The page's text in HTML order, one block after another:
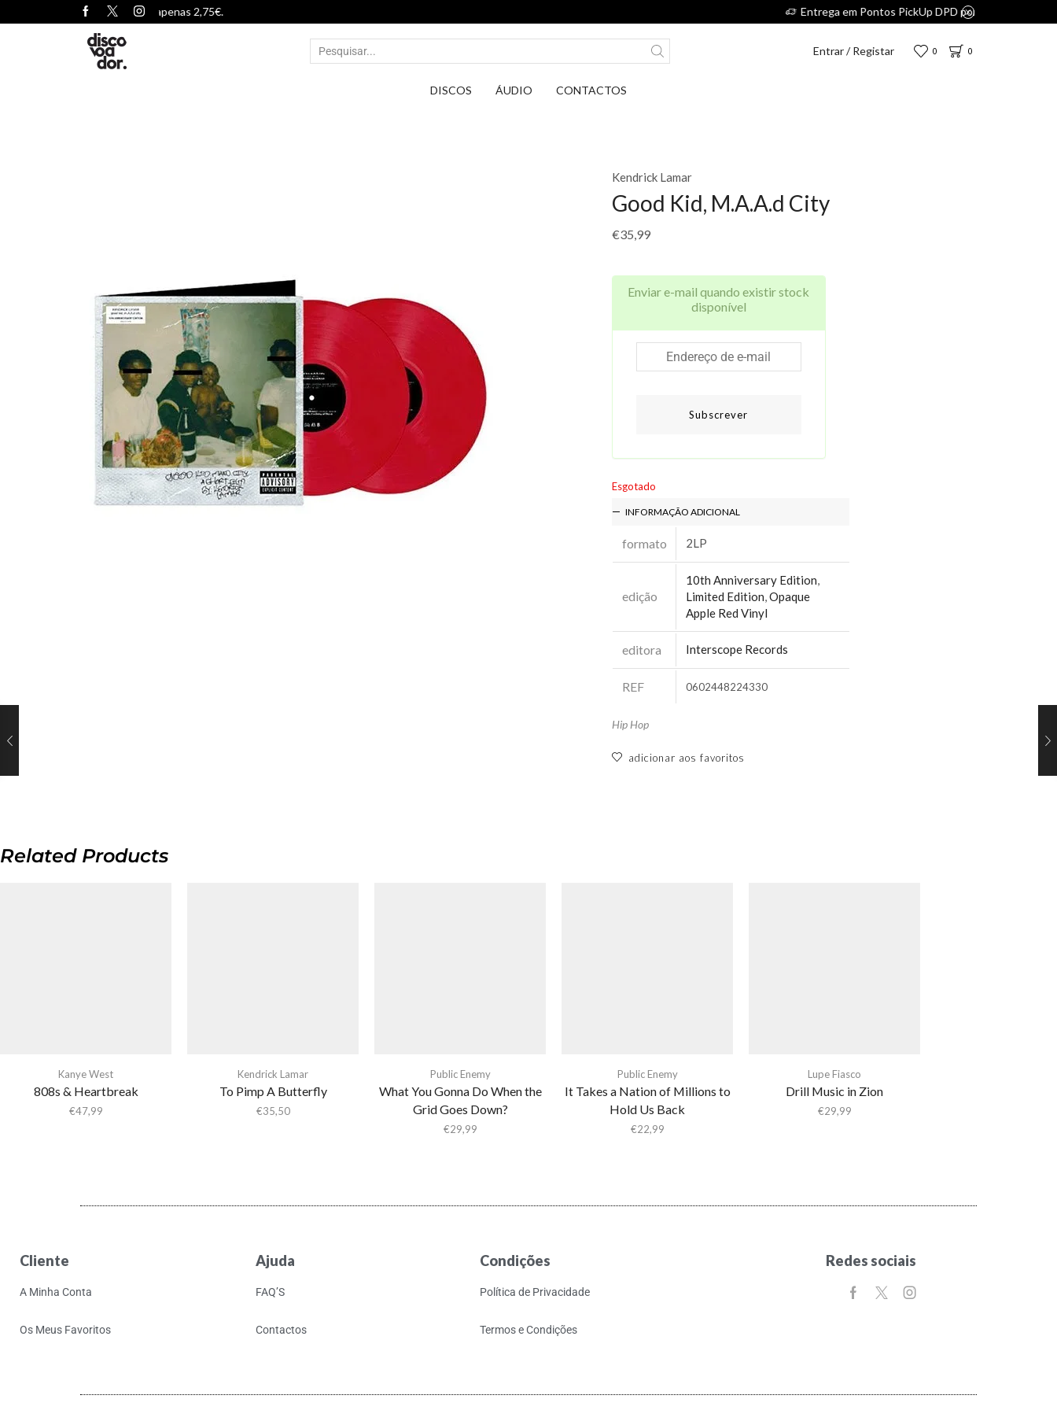
Entrar / Registar 0 0
DISCOS ÁUDIO CONTACTOS
Kendrick Lamar
Good Kid, M.A.A.d City
€35,99
Enviar e-mail quando existir stock
disponível
Subscrever
Esgotado
INFORMAÇÃO ADICIONAL
formato 2LP
edição
10th Anniversary Edition,
Limited Edition,Opaque
Apple Red Vinyl
editora Interscope Records
REF 0602448224330
Hip Hop
adicionar aos favoritos
Related Products
Kanye West
808s & Heartbreak
€47,99
Kendrick Lamar
To Pimp A Butterfly
€35,50
Public Enemy
What You Gonna Do When the
Grid Goes Down?
€29,99
Public Enemy
It Takes a Nation of Millions to
Hold Us Back
€22,99
Lupe Fiasco
Drill Music in Zion
€29,99
Cliente
A Minha Conta
Os Meus Favoritos
Ajuda
FAQ’S
Contactos
Condições
Política de Privacidade
Termos e Condições
Redes sociais